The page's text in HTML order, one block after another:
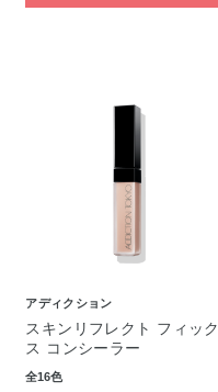
アディクション
スキンリフレクト フィック
ス コンシーラー
全16色